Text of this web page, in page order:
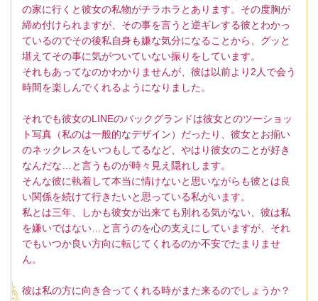
の家に行くと彼女の私物がチラホラとあります。その度胸が
締め付けられますが、その事を言うと逆ギレする彼とわかっ
ているのでその後私自身も嫌な気分になることから、グッと
堪えてその事に気がついていない振りをしています。
それもあってなのかわかりませんが、彼は以前より2人で会う
時間を楽しんでくれるようになりました。
それでも彼女のLINEのバックグランドは彼女とのツーショッ
ト写真（私のは一般的なデザイン）だったり、彼女とお揃い
のネックレスをいつもしてるなど、やはり彼女のことが好き
なんだな…と言うものが時々見え隠れします。
そんな彼に執着して本当に情けないと思いながらも彼とは良
い関係を続けて行きたいと思っている私がいます。
私とは三年、しかも彼女が出来ても別れる気がない、彼は私
を嫌いではない…と言うのを心の支えにしていますが、それ
でもいつか良い方向に転じてくれるのか不安でたまりませ
ん。
彼は私の方に向き合ってくれる時がまた来るのでしょうか？